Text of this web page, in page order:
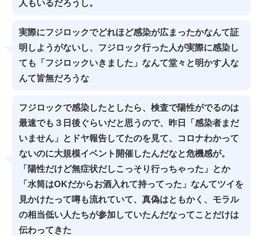
人もいるだろうし。
実際にフジロックでどれほど感染が広まったかなんて証
明しようがないし、フジロック行った人が実際に感染し
ても「フジロックいきました」なんて堂々と明かす人な
んて皆無だろうな
フジロックで感染したとしたら、検査で陽性がでるのは
最速でも３日後ぐらいだと思うので、昨日「感染者まだ
いません」とドヤ報告してたのを見て、コロナわかって
ないのに大規模イベント開催したんだなと危機感が。
「陽性だけど無症状だしこっそり行っちゃった」とか
「水筒はOKだからお酒入れて持ってった」なんてツイを
見かけたって噂も流れていて、真偽はともかく、モラル
の相当低い人たちが参加していたんだなってことだけは
伝わってきた